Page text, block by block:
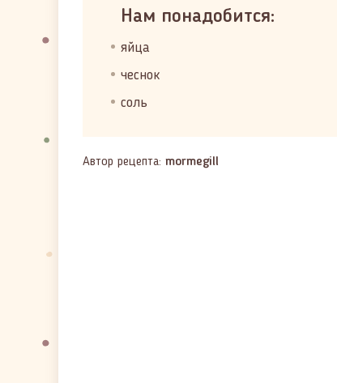
Нам понадобится:
яйца
чеснок
соль
Автор рецепта: mormegill